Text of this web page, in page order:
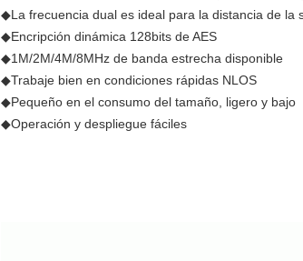
◆La frecuencia dual es ideal para la distancia de la
◆Encripción dinámica 128bits de AES
◆1M/2M/4M/8MHz de banda estrecha disponible
◆Trabaje bien en condiciones rápidas NLOS
◆Pequeño en el consumo del tamaño, ligero y bajo
◆Operación y despliegue fáciles